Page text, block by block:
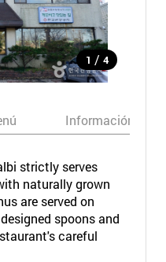
1 / 4
Información
strictly serves
naturally grown
are served on
spoons and
careful